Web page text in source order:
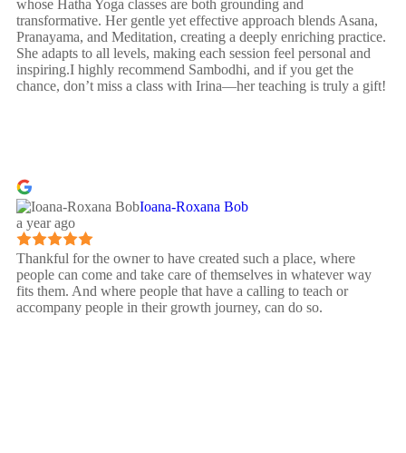
whose Hatha Yoga classes are both grounding and
transformative. Her gentle yet effective approach blends Asana,
Pranayama, and Meditation, creating a deeply enriching practice.
She adapts to all levels, making each session feel personal and
inspiring.I highly recommend Sambodhi, and if you get the
chance, don’t miss a class with Irina—her teaching is truly a gift!
Ioana-Roxana Bob
a year ago
Thankful for the owner to have created such a place, where
people can come and take care of themselves in whatever way
fits them. And where people that have a calling to teach or
accompany people in their growth journey, can do so.